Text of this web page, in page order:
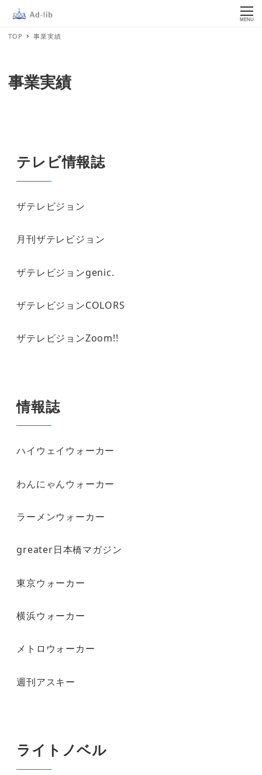
MENU
TOP 事業実績
事業実績
テレビ情報誌
ザテレビジョン
月刊ザテレビジョン
ザテレビジョンgenic.
ザテレビジョンCOLORS
ザテレビジョンZoom!!
情報誌
ハイウェイウォーカー
わんにゃんウォーカー
ラーメンウォーカー
greater日本橋マガジン
東京ウォーカー
横浜ウォーカー
メトロウォーカー
週刊アスキー
ライトノベル